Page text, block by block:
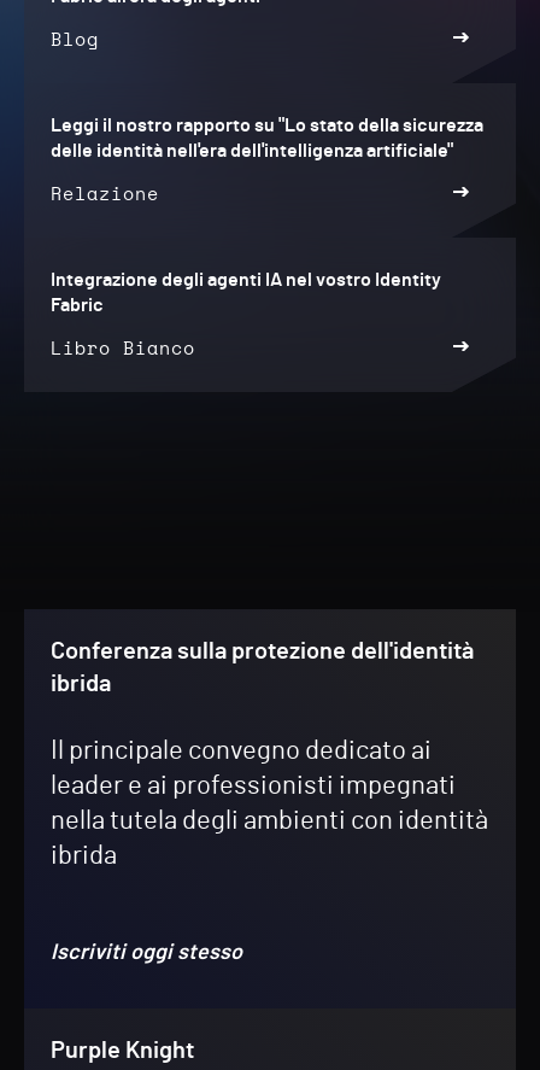
Blog
Leggi il nostro rapporto su "Lo stato della sicurezza
delle identità nell'era dell'intelligenza artificiale"
Relazione
Integrazione degli agenti IA nel vostro Identity
Fabric
Libro Bianco
Conferenza sulla protezione dell'identità
ibrida
Il principale convegno dedicato ai
leader e ai professionisti impegnati
nella tutela degli ambienti con identità
ibrida
Iscriviti oggi stesso
Purple Knight